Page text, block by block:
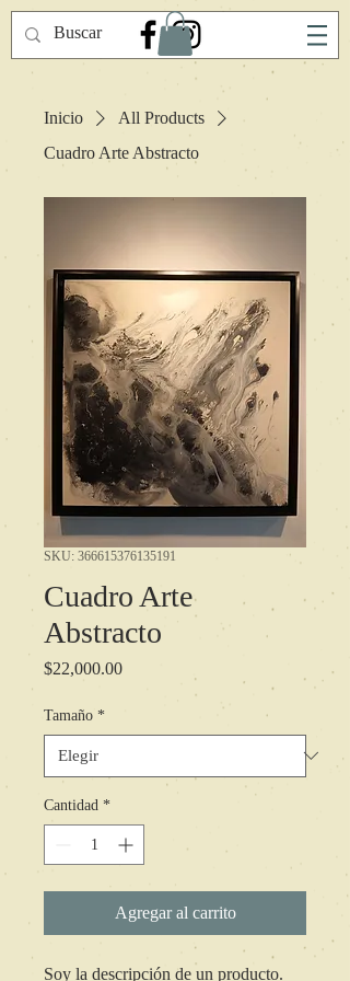
Inicio
All Products
Cuadro Arte Abstracto
SKU: 366615376135191
Cuadro Arte
Abstracto
$22,000.00Precio
Tamaño *
Cantidad *
Agregar al carrito
Soy la descripción de un producto.